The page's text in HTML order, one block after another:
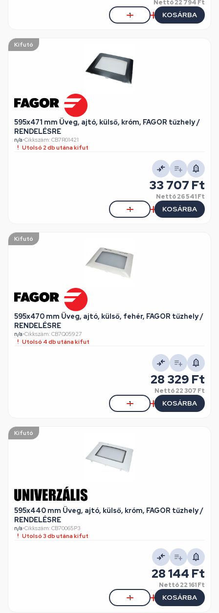
Nettó22 794 Ft
KOSÁRBA
Kifutó
595x471 mm Üveg, ajtó, külső, króm, FAGOR tűzhely /
RENDELÉSRE
n/a•Cikkszám: CB7R01421
Utolsó 2 db utána kifut
33 707 Ft
Nettó26 541 Ft
KOSÁRBA
Kifutó
595x470 mm Üveg, ajtó, külső, fehér, FAGOR tűzhely /
RENDELÉSRE
n/a•Cikkszám: CB7Q05927
Utolsó 4 db utána kifut
28 329 Ft
Nettó22 307 Ft
KOSÁRBA
Kifutó
595x440 mm Üveg, ajtó, külső, króm, FAGOR tűzhely /
RENDELÉSRE
n/a•Cikkszám: CB70065P3
Utolsó 3 db utána kifut
28 144 Ft
Nettó22 161 Ft
KOSÁRBA